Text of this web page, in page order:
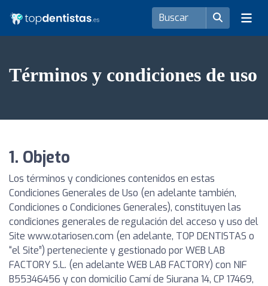
Términos y condiciones de uso
1. Objeto
Los términos y condiciones contenidos en estas
Condiciones Generales de Uso (en adelante también,
Condiciones o Condiciones Generales), constituyen las
condiciones generales de regulación del acceso y uso del
Site www.otariosen.com (en adelante, TOP DENTISTAS o
“el Site”) perteneciente y gestionado por WEB LAB
FACTORY S.L. (en adelante WEB LAB FACTORY) con NIF
B55346456 y con domicilio Camí de Siurana 14, CP 17469,